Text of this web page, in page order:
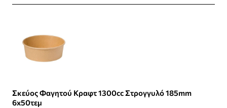
Σκεύος Φαγητού Κραφτ 1300cc Στρογγυλό 185mm
6x50τεμ